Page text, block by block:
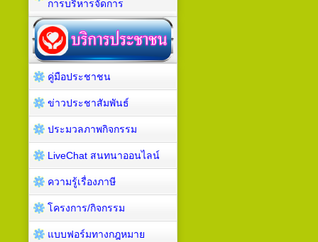
การบริหารจัดการ
คู่มือประชาชน
ข่าวประชาสัมพันธ์
ประมวลภาพกิจกรรม
LiveChat สนทนาออนไลน์
ความรู้เรื่องภาษี
โครงการ/กิจกรรม
แบบฟอร์มทางกฎหมาย